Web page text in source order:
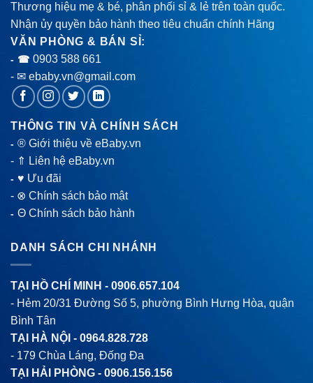
Thương hiệu mẹ & bé, phân phối sỉ & lẻ trên toàn quốc.
Nhận ủy quyền bảo hành theo tiêu chuẩn chính Hãng
VĂN PHÒNG & BÁN SỈ:
- ☎ 0903 588 661
- ✉ ebaby.vn@gmail.com
THÔNG TIN VÀ CHÍNH SÁCH
-® Giới thiệu về eBaby.vn
- ⇑ Liên hệ eBaby.vn
-♥ Ưu đãi
- ⊗ Chính sách bảo mật
-Θ Chính sách bảo hành
DANH SÁCH CHI NHÁNH
TẠI HỒ CHÍ MINH - 0906.657.104
- Hẻm 20/31 Đường Số 5, phường Bình Hưng Hòa, quận
Bình Tân
TẠI HÀ NỘI - 0964.828.728
- 179 Chùa Láng, Đống Đa
TẠI HẢI PHÒNG - 0906.156.156